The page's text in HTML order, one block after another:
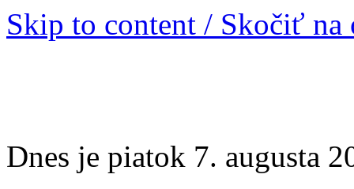
Skip to content / Skočiť na
Dnes je piatok 7. augusta